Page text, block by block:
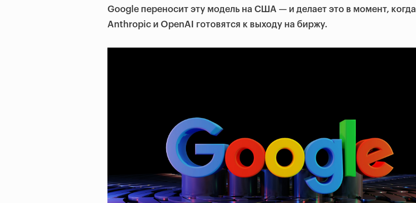
Google переносит эту модель на США — и делает это в момент, когда
Anthropic и OpenAI готовятся к выходу на биржу.